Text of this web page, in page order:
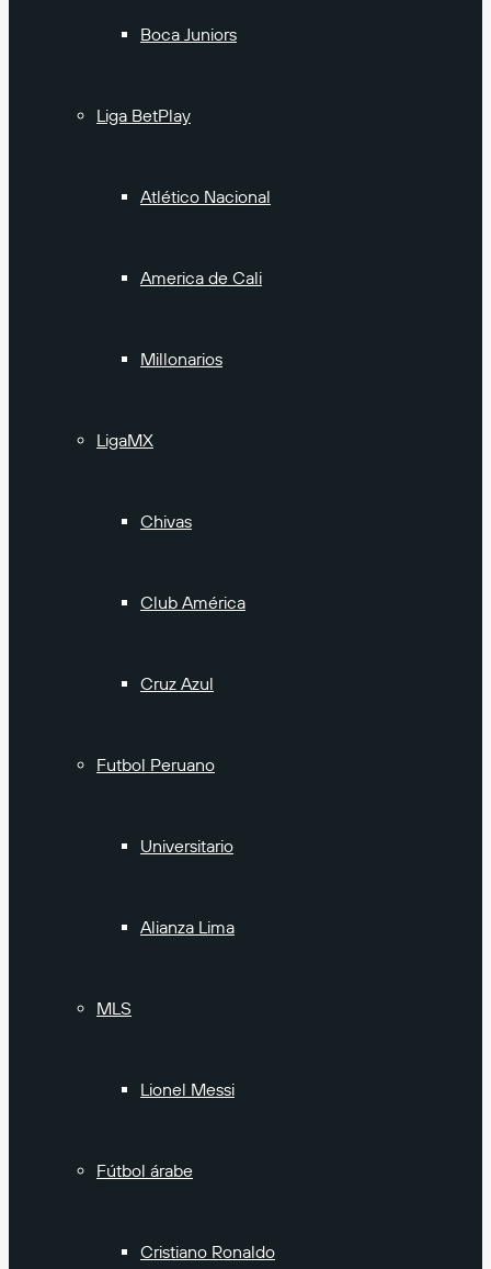
Boca Juniors
Liga BetPlay
Atlético Nacional
America de Cali
Millonarios
LigaMX
Chivas
Club América
Cruz Azul
Futbol Peruano
Universitario
Alianza Lima
MLS
Lionel Messi
Fútbol árabe
Cristiano Ronaldo